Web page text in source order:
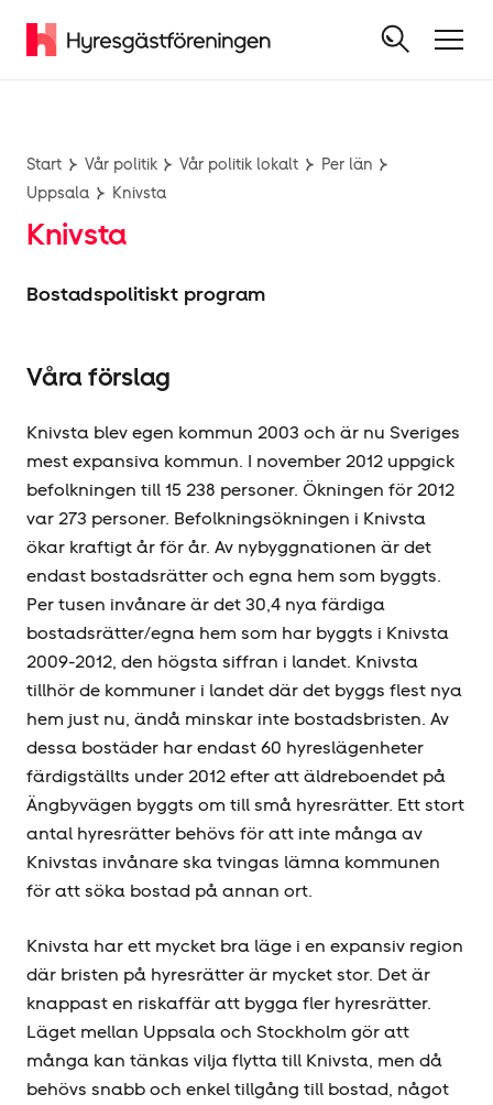
Start Vår politik Vår politik lokalt
Per län
Uppsala
Knivsta
Knivsta
Bostadspolitiskt program
Våra förslag
Knivsta blev egen kommun 2003 och är nu Sveriges
mest expansiva kommun. I november 2012 uppgick
befolkningen till 15 238 personer. Ökningen för 2012
var 273 personer. Befolkningsökningen i Knivsta
ökar kraftigt år för år. Av nybyggnationen är det
endast bostadsrätter och egna hem som byggts.
Per tusen invånare är det 30,4 nya färdiga
bostadsrätter/egna hem som har byggts i Knivsta
2009-2012, den högsta siffran i landet. Knivsta
tillhör de kommuner i landet där det byggs flest nya
hem just nu, ändå minskar inte bostadsbristen. Av
dessa bostäder har endast 60 hyreslägenheter
färdigställts under 2012 efter att äldreboendet på
Ängbyvägen byggts om till små hyresrätter. Ett stort
antal hyresrätter behövs för att inte många av
Knivstas invånare ska tvingas lämna kommunen
för att söka bostad på annan ort.
Knivsta har ett mycket bra läge i en expansiv region
där bristen på hyresrätter är mycket stor. Det är
knappast en riskaffär att bygga fler hyresrätter.
Läget mellan Uppsala och Stockholm gör att
många kan tänkas vilja flytta till Knivsta, men då
behövs snabb och enkel tillgång till bostad, något